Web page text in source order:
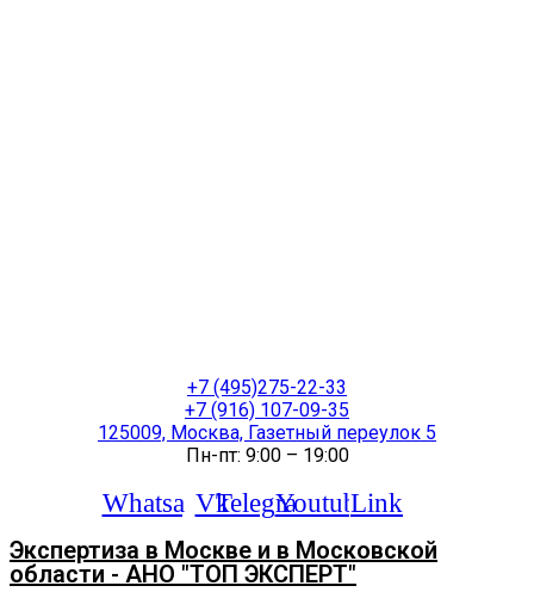
+7 (495)275-22-33
+7 (916) 107-09-35
125009, Москва, Газетный переулок 5
Пн-пт: 9:00 – 19:00
WhatsappVkTelegramYoutubeLink
Экспертиза в Москве и в Московской
области - АНО "ТОП ЭКСПЕРТ"